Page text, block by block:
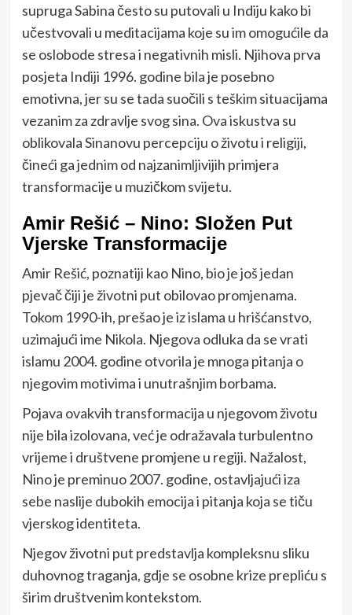
supruga Sabina često su putovali u Indiju kako bi
učestvovali u meditacijama koje su im omogućile da
se oslobode stresa i negativnih misli. Njihova prva
posjeta Indiji 1996. godine bila je posebno
emotivna, jer su se tada suočili s teškim situacijama
vezanim za zdravlje svog sina. Ova iskustva su
oblikovala Sinanovu percepciju o životu i religiji,
čineći ga jednim od najzanimljivijih primjera
transformacije u muzičkom svijetu.
Amir Rešić – Nino: Složen Put
Vjerske Transformacije
Amir Rešić, poznatiji kao Nino, bio je još jedan
pjevač čiji je životni put obilovao promjenama.
Tokom 1990-ih, prešao je iz islama u hrišćanstvo,
uzimajući ime Nikola. Njegova odluka da se vrati
islamu 2004. godine otvorila je mnoga pitanja o
njegovim motivima i unutrašnjim borbama.
Pojava ovakvih transformacija u njegovom životu
nije bila izolovana, već je odražavala turbulentno
vrijeme i društvene promjene u regiji. Nažalost,
Nino je preminuo 2007. godine, ostavljajući iza
sebe naslije dubokih emocija i pitanja koja se tiču
vjerskog identiteta.
Njegov životni put predstavlja kompleksnu sliku
duhovnog traganja, gdje se osobne krize prepliću s
širim društvenim kontekstom.